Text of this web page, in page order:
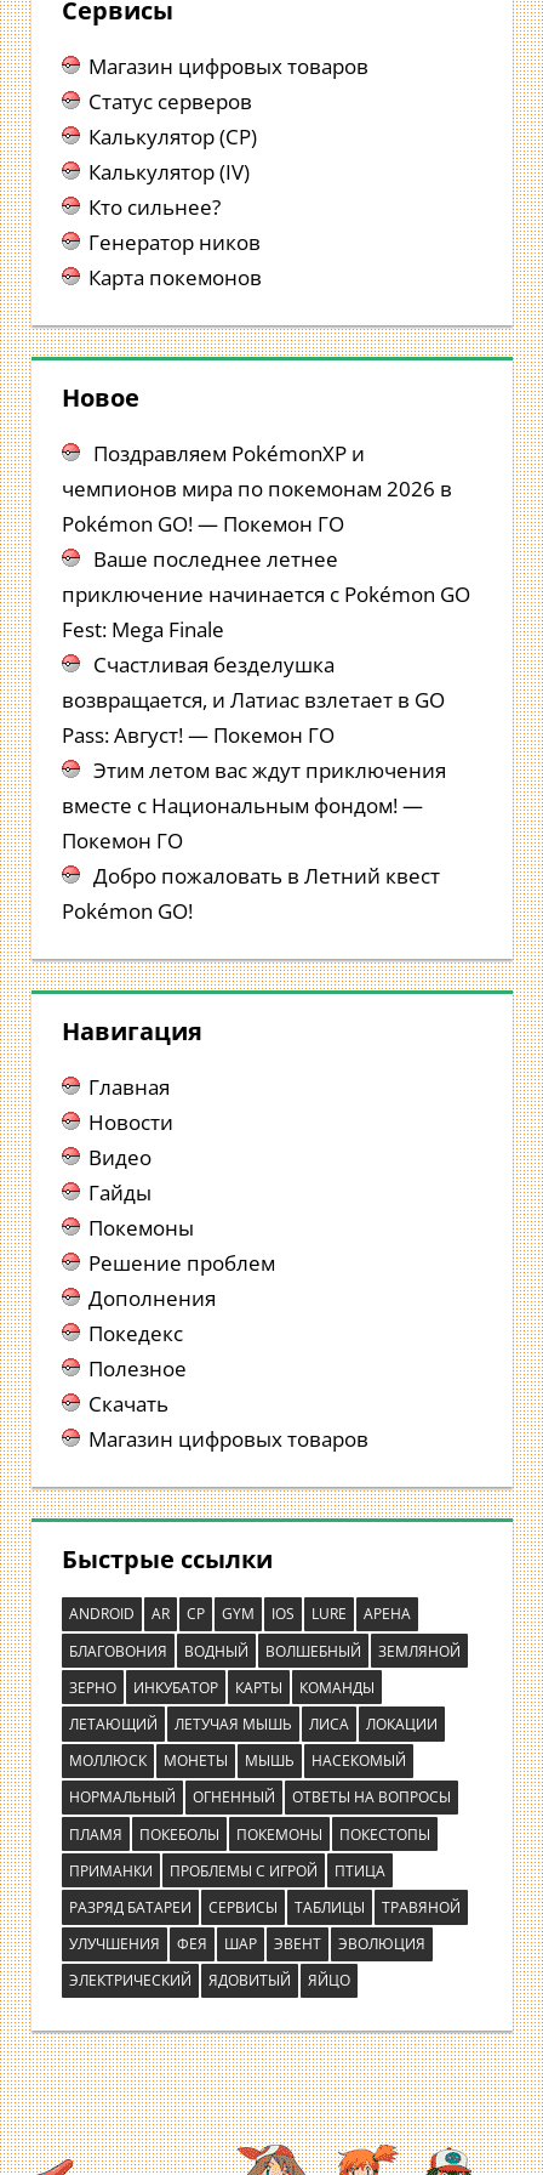
Сервисы
Магазин цифровых товаров
Статус серверов
Калькулятор (CP)
Калькулятор (IV)
Кто сильнее?
Генератор ников
Карта покемонов
Новое
Поздравляем PokémonXP и
чемпионов мира по покемонам 2026 в
Pokémon GO! — Покемон ГО
Ваше последнее летнее
приключение начинается с Pokémon GO
Fest: Mega Finale
Счастливая безделушка
возвращается, и Латиас взлетает в GO
Pass: Август! — Покемон ГО
Этим летом вас ждут приключения
вместе с Национальным фондом! —
Покемон ГО
Добро пожаловать в Летний квест
Pokémon GO!
Навигация
Главная
Новости
Видео
Гайды
Покемоны
Решение проблем
Дополнения
Покедекс
Полезное
Скачать
Магазин цифровых товаров
Быстрые ссылки
ANDROID AR CP GYM IOS LURE
АРЕНА
БЛАГОВОНИЯ
ВОДНЫЙ ВОЛШЕБНЫЙ
ЗЕМЛЯНОЙ
ЗЕРНО
ИНКУБАТОР КАРТЫ
КОМАНДЫ
ЛЕТАЮЩИЙ
ЛЕТУЧАЯ МЫШЬ ЛИСА
ЛОКАЦИИ
МОЛЛЮСК
МОНЕТЫ МЫШЬ
НАСЕКОМЫЙ
НОРМАЛЬНЫЙ
ОГНЕННЫЙ
ОТВЕТЫ НА ВОПРОСЫ
ПЛАМЯ
ПОКЕБОЛЫ ПОКЕМОНЫ
ПОКЕСТОПЫ
ПРИМАНКИ
ПРОБЛЕМЫ С ИГРОЙ
ПТИЦА
РАЗРЯД БАТАРЕИ
СЕРВИСЫ ТАБЛИЦЫ
ТРАВЯНОЙ
УЛУЧШЕНИЯ
ФЕЯ ШАР ЭВЕНТ
ЭВОЛЮЦИЯ
ЭЛЕКТРИЧЕСКИЙ
ЯДОВИТЫЙ ЯЙЦО